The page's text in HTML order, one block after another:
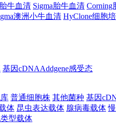
牛血清 Sigma胎牛血清 Corning
澳洲小牛血清 HyClone细胞
基因cDNAAddgene感受态
普通细胞株 其他菌种 基因
体 昆虫表达载体 腺病毒载体
型载体